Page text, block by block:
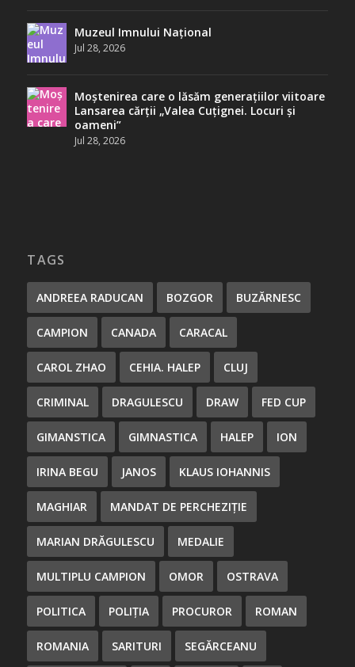
Muzeul Imnului Național
Jul 28, 2026
Moștenirea care o lăsăm generațiilor viitoare
Lansarea cărții „Valea Cuțignei. Locuri și
oameni”
Jul 28, 2026
TAGS
ANDREEA RADUCAN BOZGOR BUZĂRNESC
CAMPION CANADA CARACAL
CAROL ZHAO CEHIA. HALEP CLUJ
CRIMINAL DRAGULESCU DRAW FED CUP
GIMANSTICA GIMNASTICA HALEP ION
IRINA BEGU JANOS KLAUS IOHANNIS
MAGHIAR MANDAT DE PERCHEZIȚIE
MARIAN DRĂGULESCU MEDALIE
MULTIPLU CAMPION OMOR OSTRAVA
POLITICA POLIȚIA PROCUROR ROMAN
ROMANIA SARITURI SEGĂRCEANU